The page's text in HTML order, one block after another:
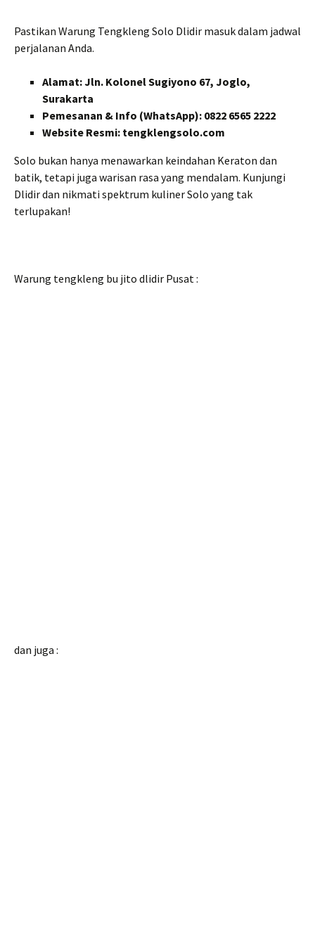
Pastikan Warung Tengkleng Solo Dlidir masuk dalam jadwal
perjalanan Anda.
Alamat:Jln. Kolonel Sugiyono 67, Joglo,
Surakarta
Pemesanan & Info (WhatsApp): 0822 6565 2222
Website Resmi: tengklengsolo.com
Solo bukan hanya menawarkan keindahan Keraton dan
batik, tetapi juga warisan rasa yang mendalam. Kunjungi
Dlidir dan nikmati spektrum kuliner Solo yang tak
terlupakan!
Warung tengkleng bu jito dlidir Pusat :
dan juga :